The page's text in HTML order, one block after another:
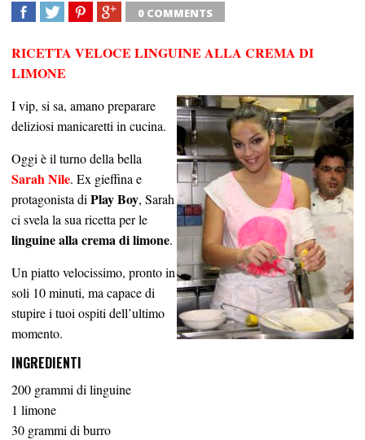
0 COMMENTS
RICETTA VELOCE LINGUINE ALLA CREMA DI
LIMONE
I vip, si sa, amano preparare
deliziosi manicaretti in cucina.
Oggi è il turno della bella
Sarah Nile. Ex gieffina e
protagonista diPlay Boy, Sarah
ci svela la sua ricetta per le
linguine alla crema di limone.
Un piatto velocissimo, pronto in
soli 10 minuti, ma capace di
stupire i tuoi ospiti dell’ultimo
momento.
INGREDIENTI
200 grammi di linguine
1 limone
30 grammi di burro